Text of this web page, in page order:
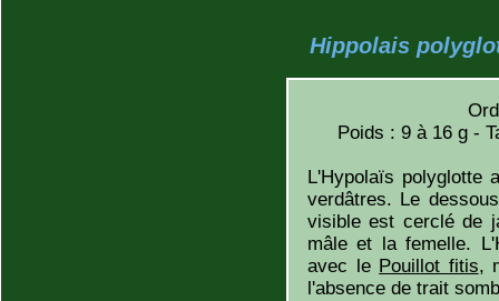
Hippolais
Poids : 9 à 16 g -
L'Hypolaïs polyglotte
verdâtres. Le
visible est cerclé de
mâle et la femelle.
avec le Pouillot fitis,
l'absence de trait